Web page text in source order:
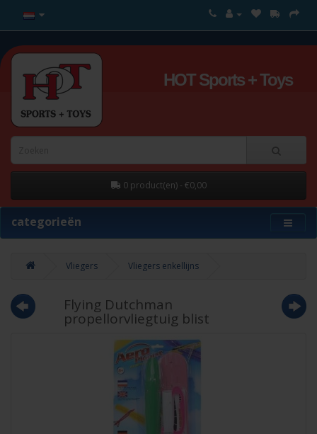
HOT Sports + Toys
0 product(en) - €0,00
categorieën
Vliegers Vliegers enkellijns
Flying Dutchman
propellorvliegtuig blist